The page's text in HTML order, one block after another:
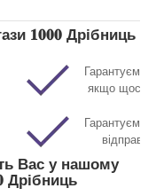
𝟏𝟎𝟎𝟎 Дрібниць
Гарантуємо
якщо щось
Гарантуємо
Вас у нашому
Дрібниць